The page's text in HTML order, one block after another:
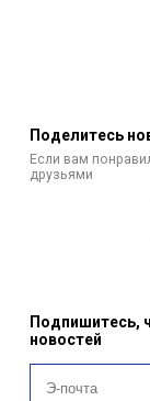
Поделитесь
Если вам
друзьями
Подпишитесь,
новостей